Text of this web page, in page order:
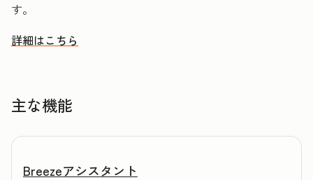
す。
詳細はこちら
HubSpotを活用して潜在顧客を発見しリーチを拡大する方法
主な機能
Breezeアシスタント